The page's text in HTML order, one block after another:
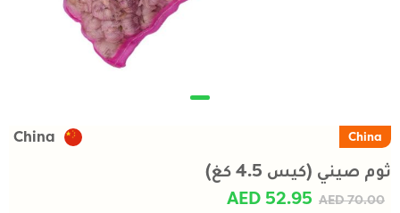
China
China
ثوم صيني (كيس 4.5 كغ)
AED 52.95 AED 70.00